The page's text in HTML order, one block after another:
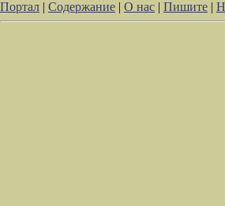
Портал | Содержание | О нас | Пишите |